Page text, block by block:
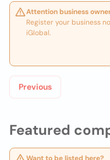
Featured
Attention business
Register your business
iGlobal.
Previous